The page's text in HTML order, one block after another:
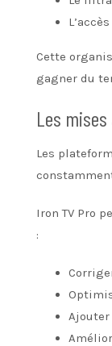
Cette
gagner du
Les
Les
Iron TV Pro
: